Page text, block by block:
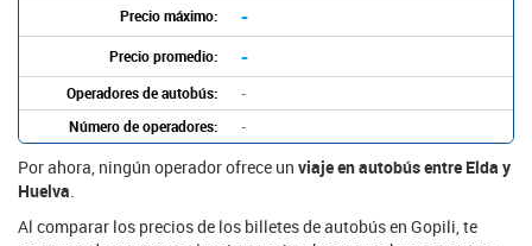
Precio máximo: -
Precio promedio: -
Operadores de autobús:
-
Número de operadores:
-
Por ahora, ningún operador ofrece un viaje en autobús entre Elda y
Huelva
Al comparar los precios de los billetes de autobús en Gopili, te